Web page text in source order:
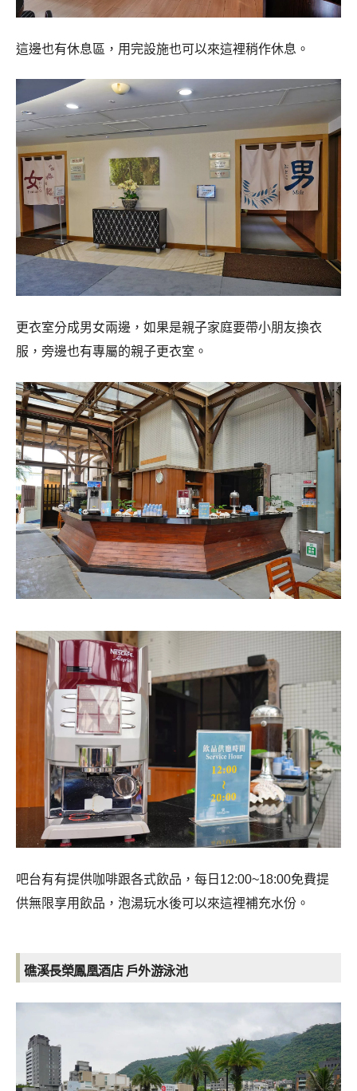
這邊也有休息區，用完設施也可以來這裡稍作休息。
更衣室分成男女兩邊，如果是親子家庭要帶小朋友換衣
服，旁邊也有專屬的親子更衣室。
吧台有有提供咖啡跟各式飲品， 每日 12:00~18:00免費提
供無限享用飲品 ， 泡湯玩水後可以來這裡補充水份。
礁溪長榮鳳凰酒店 戶外游泳池